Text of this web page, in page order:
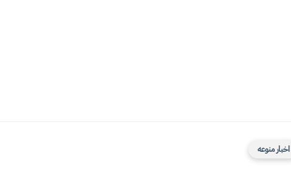
اخبار منوعه